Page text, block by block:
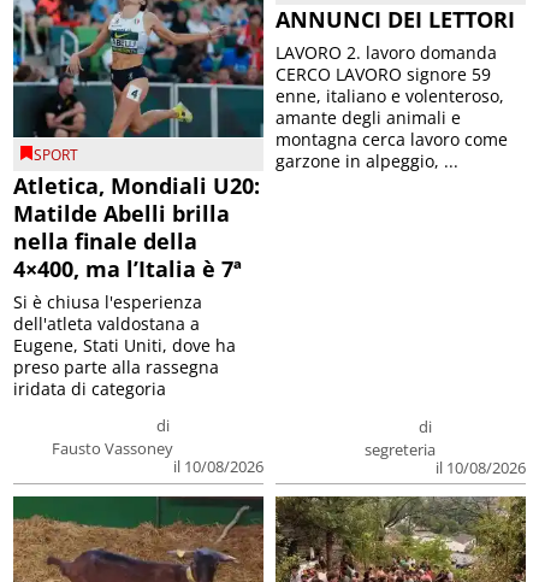
SPORT
Atletica, Mondiali U20:
Matilde Abelli brilla
nella finale della
4×400, ma l’Italia è 7ª
di
Fausto Vassoney
il 10/08/2026
Si è chiusa l'esperienza
dell'atleta valdostana a
Eugene, Stati Uniti, dove ha
preso parte alla rassegna
iridata di categoria
ANNUNCI DEI LETTORI
di
segreteria
il 10/08/2026
LAVORO 2. lavoro domanda
CERCO LAVORO signore 59
enne, italiano e volenteroso,
amante degli animali e
montagna cerca lavoro come
garzone in alpeggio, ...